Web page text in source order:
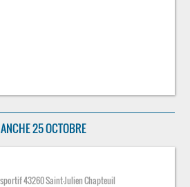
25 OCTOBRE
sportif 43260 Saint-Julien Chapteuil